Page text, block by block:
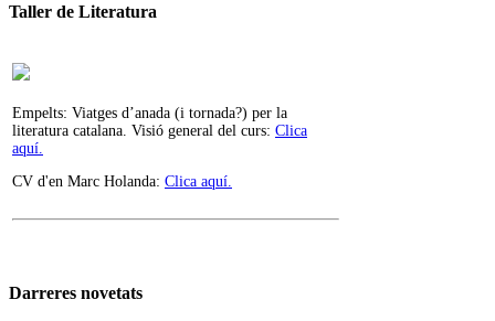
Taller de Literatura
Empelts: Viatges d’anada (i tornada?) per la
literatura catalana. Visió general del curs: Clica
aquí.
CV d'en Marc Holanda: Clica aquí.
Darreres novetats